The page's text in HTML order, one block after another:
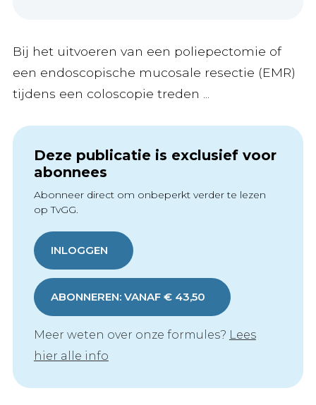
Bij het uitvoeren van een poliepectomie of
een endoscopische mucosale resectie (EMR)
tijdens een coloscopie treden ...
Deze publicatie is exclusief voor
abonnees
Abonneer direct om onbeperkt verder te lezen
op TvGG.
INLOGGEN
ABONNEREN: VANAF € 43,50
Meer weten over onze formules? Lees
hier alle info